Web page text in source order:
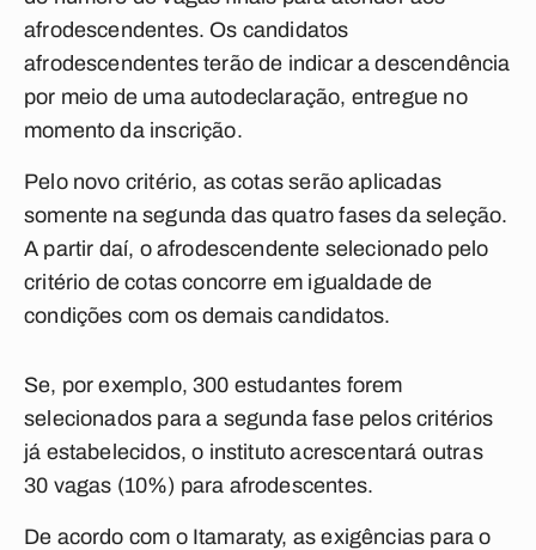
afrodescendentes. Os candidatos
afrodescendentes terão de indicar a descendência
por meio de uma autodeclaração, entregue no
momento da inscrição.
Pelo novo critério, as cotas serão aplicadas
somente na segunda das quatro fases da seleção.
A partir daí, o afrodescendente selecionado pelo
critério de cotas concorre em igualdade de
condições com os demais candidatos.
Se, por exemplo, 300 estudantes forem
selecionados para a segunda fase pelos critérios
já estabelecidos, o instituto acrescentará outras
30 vagas (10%) para afrodescentes.
De acordo com o Itamaraty, as exigências para o